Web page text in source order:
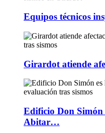
Equipos técnicos
Girardot atiende
Edificio Don Simón
Abitar…